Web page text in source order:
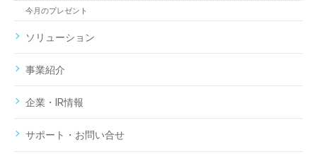
今月のプレゼント
ソリューション
事業紹介
企業・IR情報
サポート・お問い合せ